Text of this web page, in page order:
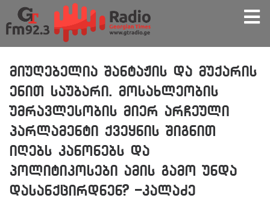
მიუღებელია შანტაჟის და მუქარის
ენით საუბარი. მოსახლეობის
უმრავლესობის მიერ არჩეული
პარლამენტი ქვეყნის შიგნით
იღებს კანონებს და
პოლიტიკოსები ამის გამო უნდა
დასანქცირდნენ? -კალაძე